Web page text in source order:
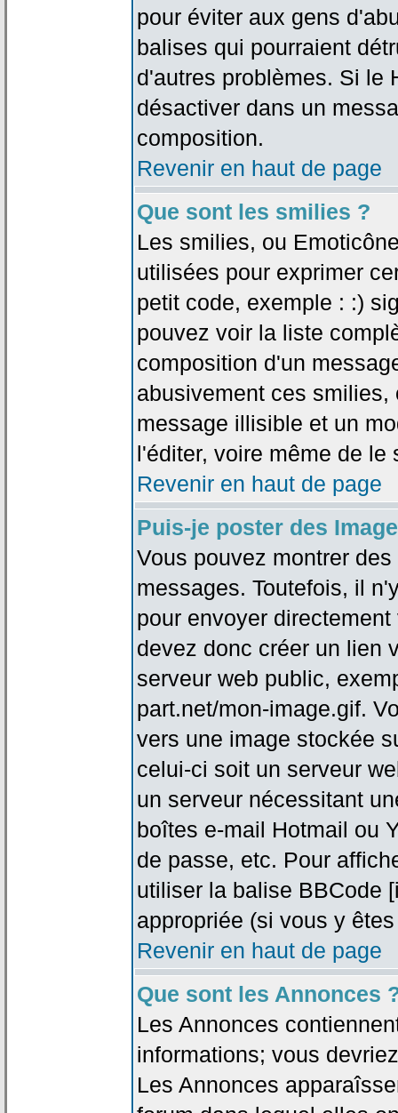
pour éviter aux gens
balises qui pourraient
d'autres problèmes. Si le
désactiver dans un
composition.
Revenir en haut de page
Que sont les smilies ?
Les smilies, ou
utilisées pour exprimer
petit code, exemple : :)
pouvez voir la liste
composition d'un
abusivement ces
message illisible et un
l'éditer, voire même de le
Revenir en haut de page
Puis-je poster des
Vous pouvez montrer
messages. Toutefois, il
pour envoyer
devez donc créer un lien
serveur web public,
part.net/mon-image.gif.
vers une image stockée
celui-ci soit un serveur
un serveur nécessitant
boîtes e-mail Hotmail ou
de passe, etc. Pour
utiliser la balise BBCode
appropriée (si vous y
Revenir en haut de page
Que sont les Annonces
Les Annonces
informations; vous
Les Annonces